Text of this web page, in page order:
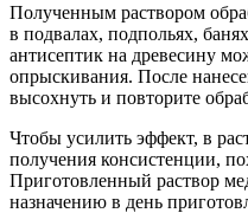
Полученным раствором
в подвалах, подпольях,
антисептик на древесину
опрыскивания. После
высохнуть и повторите
Чтобы усилить эффект, в
получения консистенции,
Приготовленный раствор
назначению в день